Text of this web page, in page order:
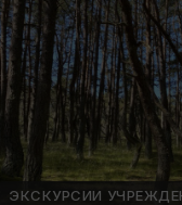
ЭКСКУРСИИ